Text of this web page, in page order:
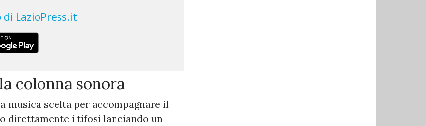
la colonna sonora
musica scelta per accompagnare il
direttamente i tifosi lanciando un